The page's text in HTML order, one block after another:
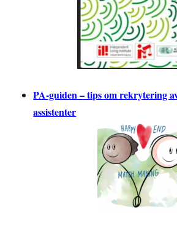
PA-guiden – tips om rekrytering
assistenter